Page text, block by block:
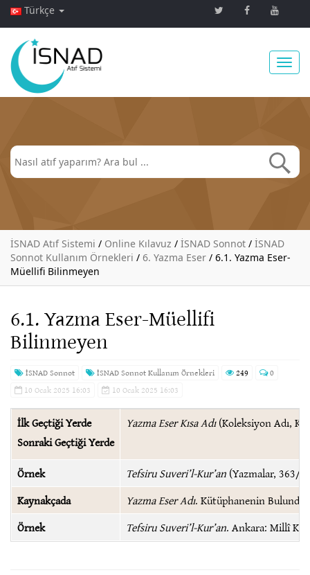
Türkçe
İSNAD Atıf Sistemi / Online Kılavuz / İSNAD Sonnot / İSNAD
Sonnot Kullanım Örnekleri / 6. Yazma Eser / 6.1. Yazma Eser-
Müellifi Bilinmeyen
6.1. Yazma Eser-Müellifi
Bilinmeyen
İSNAD Sonnot İSNAD Sonnot Kullanım Örnekleri 249
0
10 Ocak 2025 16:03
10 Ocak 2025 16:03
İlk Geçtiği Yerde
Sonraki Geçtiği Yerde
Yazma Eser Kısa Adı(Koleksiyon Adı,
Örnek Tefsiru Suveri’l-Kur’an (Yazmalar, 363/
Kaynakçada
Yazma Eser Adı. Kütüphanenin
Örnek
Tefsiru Suveri’l-Kur’an. Ankara: Millî